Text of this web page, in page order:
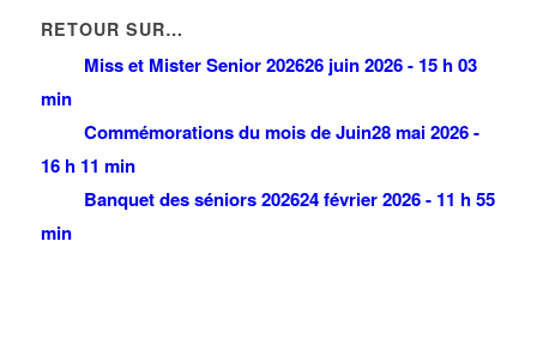
RETOUR SUR…
Miss et Mister Senior 202626 juin 2026 - 15 h 03
min
Commémorations du mois de Juin28 mai 2026 -
16 h 11 min
Banquet des séniors 202624 février 2026 - 11 h 55
min